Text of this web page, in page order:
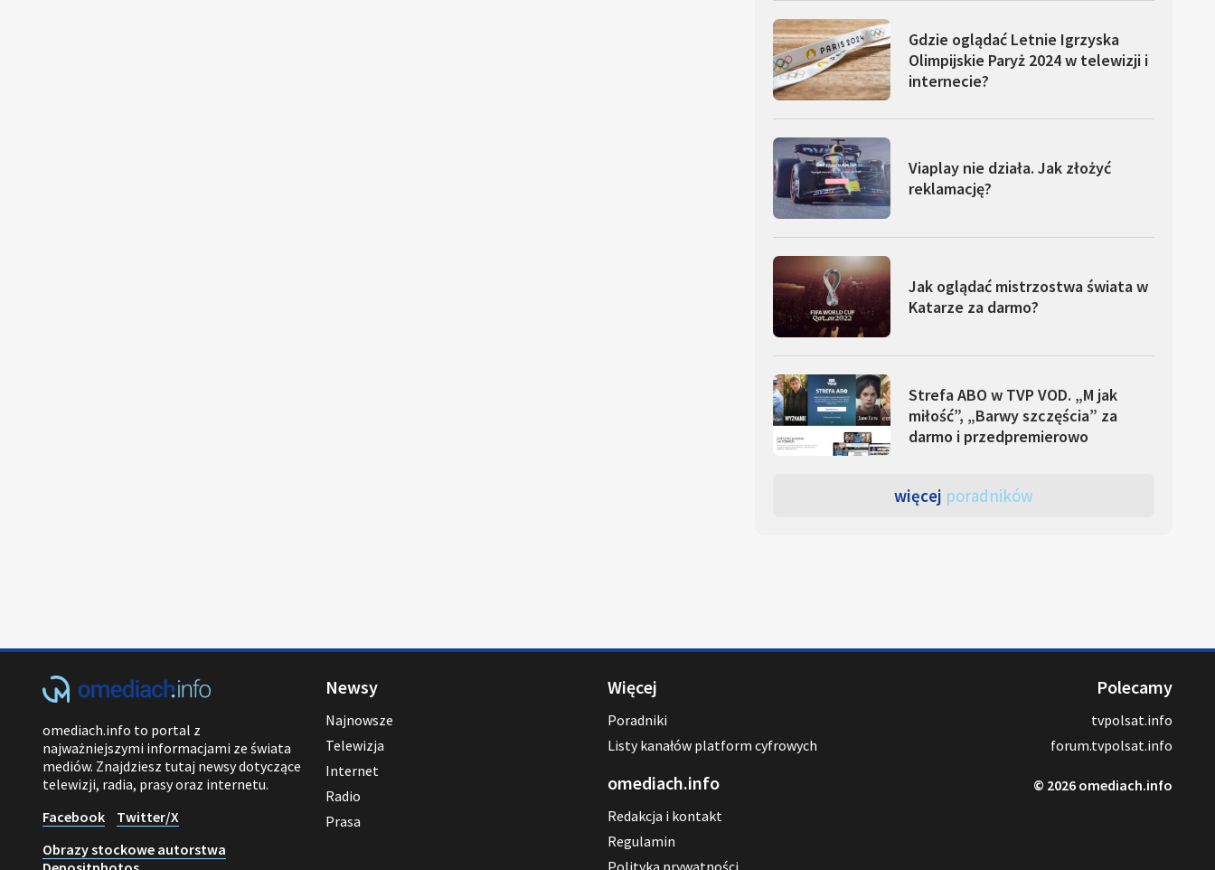
Gdzie oglądać Letnie Igrzyska
Olimpijskie Paryż 2024 w telewizji i
internecie?
Viaplay nie działa. Jak złożyć
reklamację?
Jak oglądać mistrzostwa świata w
Katarze za darmo?
Strefa ABO w TVP VOD. „M jak
miłość”, „Barwy szczęścia” za
darmo i przedpremierowo
więcej poradników
omediach.info to portal z
najważniejszymi informacjami ze świata
mediów. Znajdziesz tutaj newsy dotyczące
telewizji, radia, prasy oraz internetu.
Facebook
Twitter/X
Obrazy stockowe autorstwa
Newsy
Najnowsze
Telewizja
Internet
Radio
Prasa
Więcej
Poradniki
Listy kanałów platform cyfrowych
omediach.info
Redakcja i kontakt
Regulamin
Polityka prywatności
Polecamy
tvpolsat.info
forum.tvpolsat.info
© 2026 omediach.info